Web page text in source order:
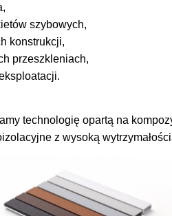
szybowych,
konstrukcji,
przeszkleniach,
technologię opartą na
z wysoką